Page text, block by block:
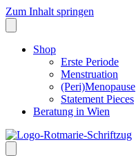
Zum Inhalt springen
Shop
Erste Periode
Menstruation
(Peri)Menopause
Statement Pieces
Beratung in Wien